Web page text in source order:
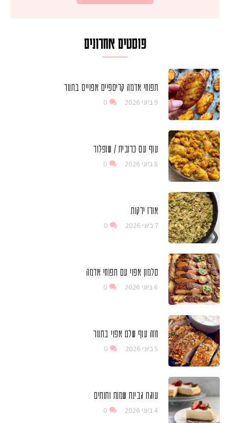
פוסטים אחרונים
תפוחי אדמה קריספיים אפויים בתנור
9 ביוני 2026 0
עוף עם כרובית / שופלור
8 ביוני 2026 0
אורז ירקות
7 ביוני 2026 0
סלמון אפוי עם תפוחי אדמה
6 ביוני 2026 0
חזה עוף שלם אפוי בתנור
5 ביוני 2026 0
עוגת גבינת שמנת ותותים
4 ביוני 2026 0